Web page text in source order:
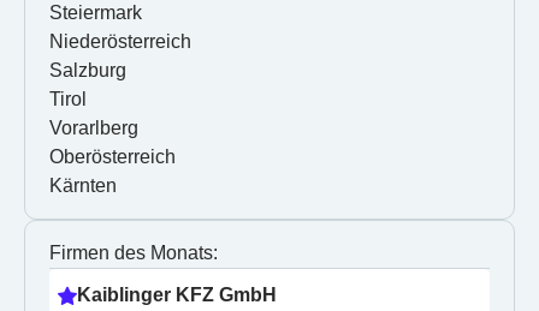
Steiermark
Niederösterreich
Salzburg
Tirol
Vorarlberg
Oberösterreich
Kärnten
Firmen des Monats:
Kaiblinger KFZ GmbH